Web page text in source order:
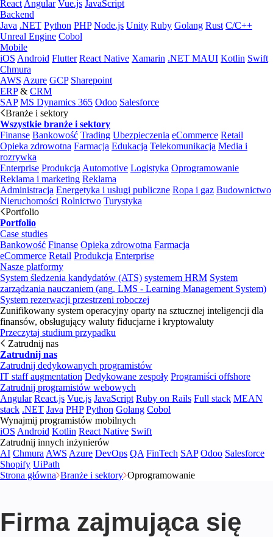
React Angular Vue.js JavaScript
Backend
Java .NET Python PHP Node.js Unity Ruby Golang Rust C/C++
Unreal Engine Cobol
Mobile
iOS Android Flutter React Native Xamarin .NET MAUI Kotlin Swift
Chmura
AWS Azure GCP Sharepoint
ERP& CRM
SAP MS Dynamics 365 Odoo Salesforce
Branże i sektory
Wszystkie branże i sektory
Finanse Bankowość Trading Ubezpieczenia eCommerce Retail
Opieka zdrowotna Farmacja Edukacja Telekomunikacja Media i
rozrywka
Enterprise Produkcja Automotive Logistyka Oprogramowanie
Reklama i marketing Reklama
Administracja Energetyka i usługi publiczne Ropa i gaz Budownictwo
Nieruchomości Rolnictwo Turystyka
Portfolio
Portfolio
Case studies
Bankowość Finanse Opieka zdrowotna Farmacja
eCommerce Retail Produkcja Enterprise
Nasze platformy
System śledzenia kandydatów (ATS) systemem HRM System
zarządzania nauczaniem (ang. LMS - Learning Management System)
System rezerwacji przestrzeni roboczej
Zunifikowany system operacyjny oparty na sztucznej inteligencji dla
finansów, obsługujący waluty fiducjarne i kryptowaluty
Przeczytaj studium przypadku
Zatrudnij nas
Zatrudnij nas
Zatrudnij dedykowanych programistów
IT staff augmentation Dedykowane zespoły Programiści offshore
Zatrudnij programistów webowych
Angular React.js Vue.js JavaScript Ruby on Rails Full stack MEAN
stack .NET Java PHP Python Golang Cobol
Wynajmij programistów mobilnych
iOS Android Kotlin React Native Swift
Zatrudnij innych inżynierów
AI Chmura AWS Azure DevOps QA FinTech SAP Odoo Salesforce
Shopify UiPath
Strona główna Branże i sektory Oprogramowanie
Firma zajmująca się